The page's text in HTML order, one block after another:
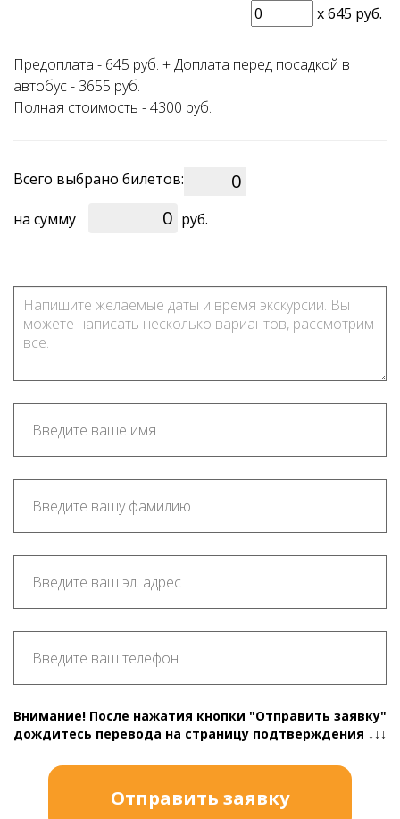
x645 руб.
Предоплата - 645 руб. + Доплата перед посадкой в
автобус - 3655 руб.
Полная стоимость - 4300 руб.
Всего выбрано билетов:
на сумму 0 руб.
Внимание! После нажатия кнопки "Отправить заявку"
дождитесь перевода на страницу подтверждения ↓↓↓
Отправить заявку